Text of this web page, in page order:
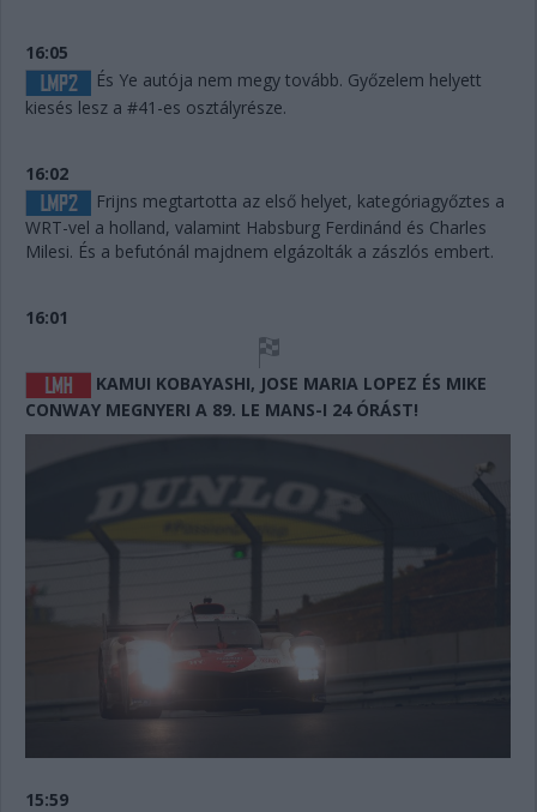
16:05
És Ye autója nem megy tovább. Győzelem helyett
kiesés lesz a #41-es osztályrésze.
16:02
Frijns megtartotta az első helyet, kategóriagyőztes a
WRT-vel a holland, valamint Habsburg Ferdinánd és Charles
Milesi. És a befutónál majdnem elgázolták a zászlós embert.
16:01
KAMUI KOBAYASHI, JOSE MARIA LOPEZ ÉS MIKE
CONWAY MEGNYERI A 89. LE MANS-I 24 ÓRÁST!
15:59